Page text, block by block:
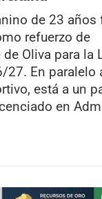
de 23 años
refuerzo de
Oliva para la
27. En paralelo
está a un
en